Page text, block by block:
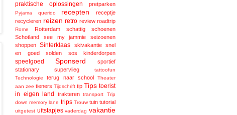
praktische oplossingen pretparken
Pyjama querido recepten
receptje
recycleren reizen retro review roadtrip
Rome Rotterdam schattig
schoenen
Schotland
see my jammie
seizoenen
shoppen
Sinterklaas skivakantie
snel
en goed
solden sos kinderdorpen
speelgoed Sponserd
sportief
stationary
supervlieg
tattoofun
Technologie
terug naar school
Theater
aan zee tieners Tijdschrift tip Tips toerist
in eigen land
trakteren transport
Trip
down memory lane trips Trouw tuin tutorial
uitgetest uitstapjes vaderdag vakantie